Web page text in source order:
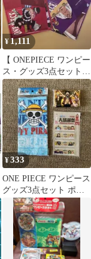
¥1,111
【 ONEPIECE ワンピー
ス・グッズ3点セット
】
¥333
ONE PIECE ワンピース
グッズ3点セット ポイ
ント消化